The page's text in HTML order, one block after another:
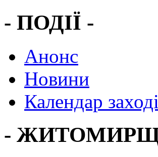
- ПОДІЇ -
Анонс
Новини
Календар
-